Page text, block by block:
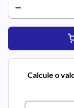
Calcule o